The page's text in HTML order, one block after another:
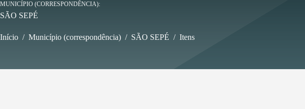
MUNICÍPIO (CORRESPONDÊNCIA)
SÃO SEPÉ
Início / Município (correspondência) / SÃO SEPÉ / Itens